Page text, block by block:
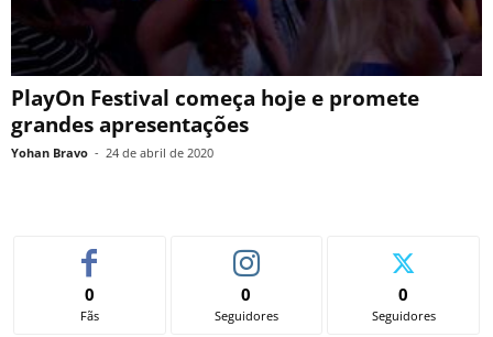
PlayOn Festival começa hoje e promete
grandes apresentações
Yohan Bravo - 24 de abril de 2020
0
Fãs
0
Seguidores
0
Seguidores